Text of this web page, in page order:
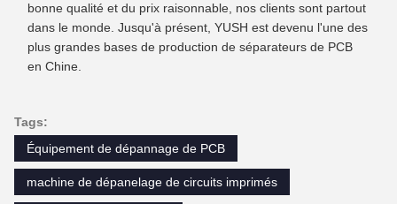
bonne qualité et du prix raisonnable, nos clients sont partout
dans le monde. Jusqu'à présent, YUSH est devenu l'une des
plus grandes bases de production de séparateurs de PCB
en Chine.
Tags:
Équipement de dépannage de PCB
machine de dépanelage de circuits imprimés